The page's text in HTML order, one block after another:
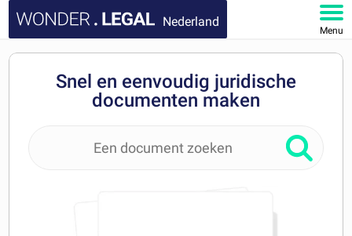
Nederland
Menu
DOCUMENTEN
Snel en eenvoudig juridische
documenten maken